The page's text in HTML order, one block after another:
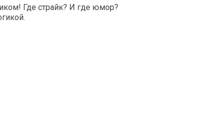
Где страйк? И где юмор?